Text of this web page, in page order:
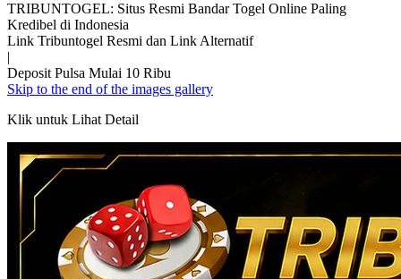
TRIBUNTOGEL: Situs Resmi Bandar Togel Online Paling
Kredibel di Indonesia
Link Tribuntogel Resmi dan Link Alternatif
|
Deposit Pulsa Mulai 10 Ribu
Skip to the end of the images gallery
Klik untuk Lihat Detail